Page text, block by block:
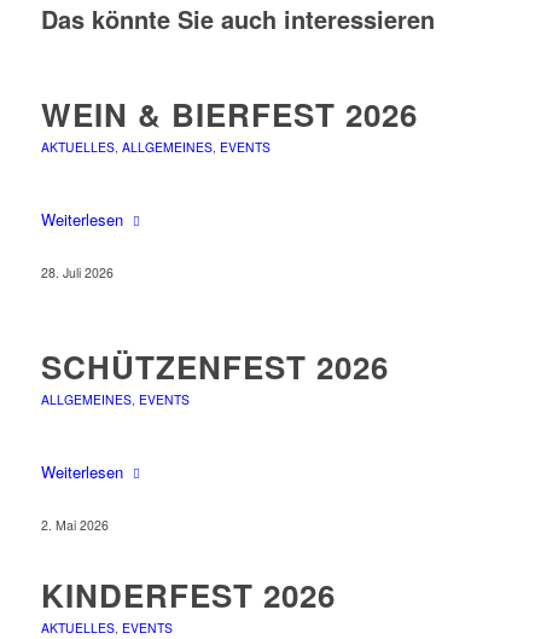
Das könnte Sie auch interessieren
WEIN & BIERFEST 2026
AKTUELLES, ALLGEMEINES, EVENTS
Weiterlesen
28. Juli 2026
SCHÜTZENFEST 2026
ALLGEMEINES, EVENTS
Weiterlesen
2. Mai 2026
KINDERFEST 2026
AKTUELLES, EVENTS